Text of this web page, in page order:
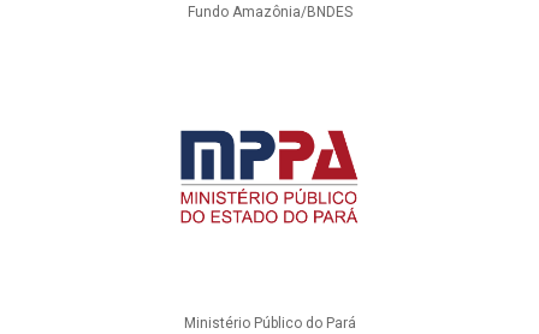
Fundo Amazônia/BNDES
Ministério Público do Pará